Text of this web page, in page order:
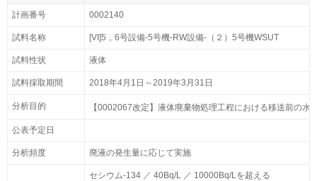
計画番号 0002140
試料名称 [VI]5，6号設備-5号機-RW設備-（２）5号機WSUT
試料性状 液体
試料採取期間 2018年4月1日～2019年3月31日
分析目的 【0002067改定】液体廃棄物処理工程における移送前の
公表予定日
分析頻度 廃液の発生量に応じて実施
セシウム-134 ／ 40Bq/L ／ 10000Bq/Lを超える
計画番号 0002140
試料名称 [VI]5，6号設備-5号機-RW設備-（２）5号機WSUT
試料性状 液体
試料採取期間 2018年4月1日～2019年3月31日
分析目的 【0002067改定】液体廃棄物処理工程における移送前の
公表予定日
分析頻度 廃液の発生量に応じて実施
セシウム-134 ／ 40Bq/L ／ 10000Bq/Lを超える